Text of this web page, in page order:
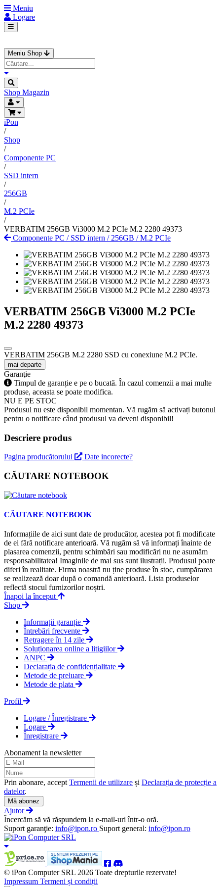
Meniu
Logare
Meniu Shop
Shop Magazin
iPon
/
Shop
/
Componente PC
/
SSD intern
/
256GB
/
M.2 PCIe
/
VERBATIM 256GB Vi3000 M.2 PCIe M.2 2280 49373
Componente PC / SSD intern / 256GB /M.2 PCIe
VERBATIM 256GB Vi3000 M.2 PCIe
M.2 2280 49373
VERBATIM 256GB M.2 2280 SSD cu conexiune M.2 PCIe.
mai departe
Garanţie
Timpul de garanție e pe o bucată. În cazul comenzii a mai multe
produse, aceasta se poate modifica.
NU E PE STOC
Produsul nu este disponibil momentan. Vă rugăm să activați butonul
pentru o notificare când produsul va deveni disponibil!
Descriere produs
Pagina producătorului Date incorecte?
CĂUTARE NOTEBOOK
CĂUTARE NOTEBOOK
Informațiile de aici sunt date de producător, acestea pot fi modificate
de ei fără notificare anterioară. Vă rugăm să vă informați înainte de
plasarea comenzii, pentru schimbări sau modificări nu ne asumăm
responsabilitatea! Imaginile de mai sus sunt ilustrații. Produsul poate
diferi în realitate. Firma noastră nu ține produse în stoc, cumpărarea
se realizează doar după o comandă anterioară. Lista produselor
reflectă stocul furnizorilor noștri.
Înapoi la început
Shop
Informații garanție
Întrebări frecvente
Retragere în 14 zile
Soluționarea online a litigiilor
ANPC
Declarația de confidențialitate
Metode de preluare
Metode de plata
Profil
Logare / Înregistrare
Logare
Înregistrare
Abonament la newsletter
Prin abonare, accept Termenii de utilizare și Declarația de protecție a
datelor.
Mă abonez
Ajutor
Încercăm să vă răspundem la e-mail-uri într-o oră.
Suport garanţie: info@ipon.ro Suport general: info@ipon.ro
© iPon Computer SRL 2026 Toate drepturile rezervate!
Impressum Termeni și condiții